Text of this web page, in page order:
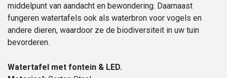
middelpunt van aandacht en bewondering. Daarnaast
fungeren watertafels ook als waterbron voor vogels en
andere dieren, waardoor ze de biodiversiteit in uw tuin
bevorderen.
Watertafel met fontein & LED.